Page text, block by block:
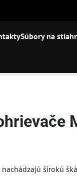
Súbory na
širokú